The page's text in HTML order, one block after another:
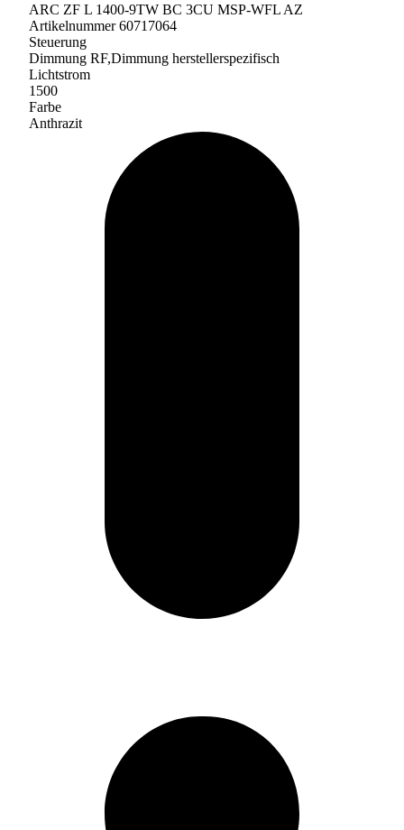
ARC ZF L 1400-9TW BC 3CU MSP-WFL AZ
Artikelnummer 60717064
Steuerung
Dimmung RF,Dimmung herstellerspezifisch
Lichtstrom
1500
Farbe
Anthrazit